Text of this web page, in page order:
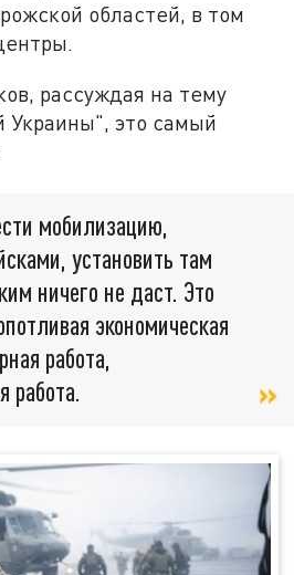
областей, в том
рассуждая на тему
Украины", это самый
мобилизацию,
установить там
ничего не даст. Это
экономическая
работа,
работа.